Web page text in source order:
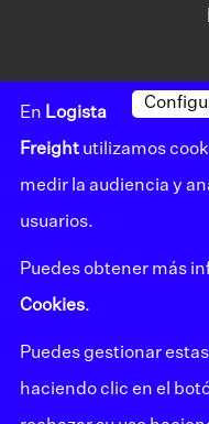
©logista
En Logista
Freight utilizamos
medir la audiencia y
usuarios.
Puedes obtener más
Cookies.
Puedes gestionar
haciendo clic en el